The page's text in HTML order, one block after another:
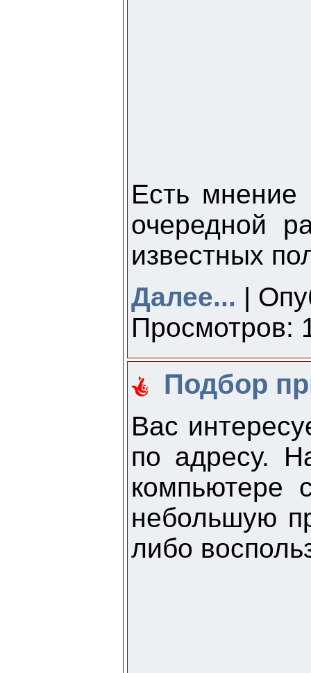
Есть мнение
очередной
известных
Далее... |
Просмотров:
Подбор
Вас
по адресу.
компьютере
небольшую
либо